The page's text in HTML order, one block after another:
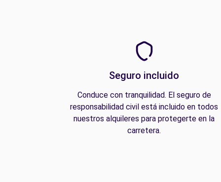
Seguro incluido
Conduce con tranquilidad. El seguro de
responsabilidad civil está incluido en todos
nuestros alquileres para protegerte en la
carretera.